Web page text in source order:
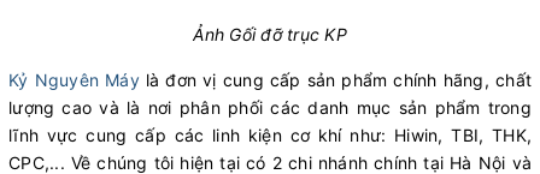
Ảnh Gối đỡ trục KP
Kỷ Nguyên Máylà đơn vị cung cấp sản phẩm chính hãng, chất
lượng cao và là nơi phân phối các danh mục sản phẩm trong
lĩnh vực cung cấp các linh kiện cơ khí như: Hiwin, TBI, THK,
CPC,... Về chúng tôi hiện tại có 2 chi nhánh chính tại Hà Nội và